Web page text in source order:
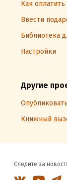
Как оплатить
Ввести
Библиотека
Настройки
Другие
Книжный
Следите за